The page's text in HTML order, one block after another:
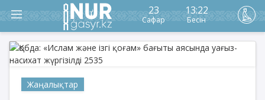
23
Сафар
13:22
Бесін
Жаңалықтар